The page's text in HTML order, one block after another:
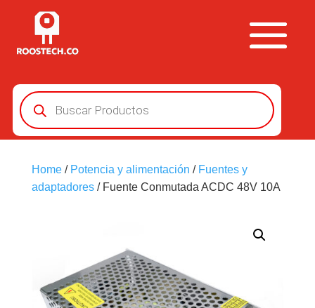
Búsqueda
de
productos
Home/ Potencia y alimentación / Fuentes y
adaptadores/ Fuente Conmutada ACDC 48V 10A